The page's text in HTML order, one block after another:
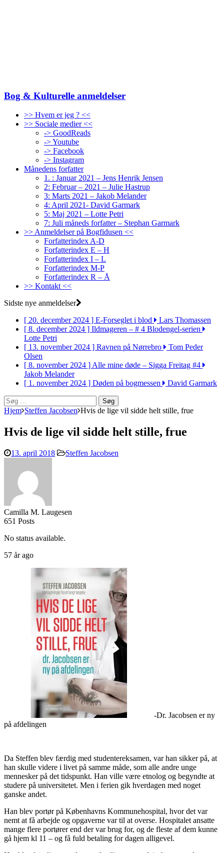
Bog & Kulturelle anmeldelser
>> Hvem er jeg ? <<
>> Sociale medier <<
-> GoodReads
-> Youtube
-> Facebook
-> Instagram
Månedens forfatter
1. : Januar 2021 – Jens Henrik Jensen
2: Februar – 2021 – Julie Hastrup
3: Marts 2021 – Jakob Melander
4: April 2021- David Garmark
5: Maj 2021 – Lotte Petri
7: Juli måneds forfatter – Stephan Garmark
>> Anmeldelser på Bogfidusen <<
Forfatterindex A-D
Forfatterindex E – H
Forfatterindex I – L
Forfatterindex M-P
Forfatterindex R – Å
>> Kontakt <<
Sidste nye anmeldelser
[ 20. december 2024 ] E-Forseglet i blod
Lars Thomassen
[ 8. december 2024 ] Ildmageren – # 4 Blodengel-serien
Lotte Petri
[ 13. november 2024 ] Ravnen på Nørrebro
Tom Peder
Olsen
[ 8. november 2024 ]Alle mine døde – Sigga Freitag #4
Jakob Melander
[ 1. november 2024 ] Døden på bogmessen
David Garmark
Søg
efter:
Hjem Steffen Jacobsen Hvis de lige vil sidde helt stille, frue
Hvis de lige vil sidde helt stille, frue
13. april 2018 Steffen Jacobsen
Camilla M. Laugesen
651 Posts
No status available.
57 år ago
-Dr. Jacobsen er ny
på afdelingen
Da Steffen blev færdig med studentereksamen, var han sikker på, at
han skulle videre i livet på samme måde, som alle andre unge
mennesker på det tidspunkt. Han ville være etnolog og begyndte at
studere på universitetet. Men i ferien gik hverdagen med noget
ganske andet.
Han blev portør på Københavns Kommunehospital, hvor det var
nemt at få arbejde og opgaverne var til at overse. Hospitalet ansatte
mange flere portører end der var brug for, og de fleste af dem kunne
gå hjem kl 11 – og få fuld betaling for dagen alligevel.